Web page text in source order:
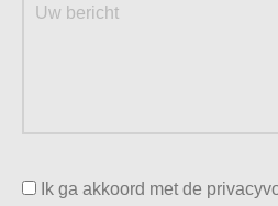
terecht. Wilt u meer informatie
Ik ga akkoord met de